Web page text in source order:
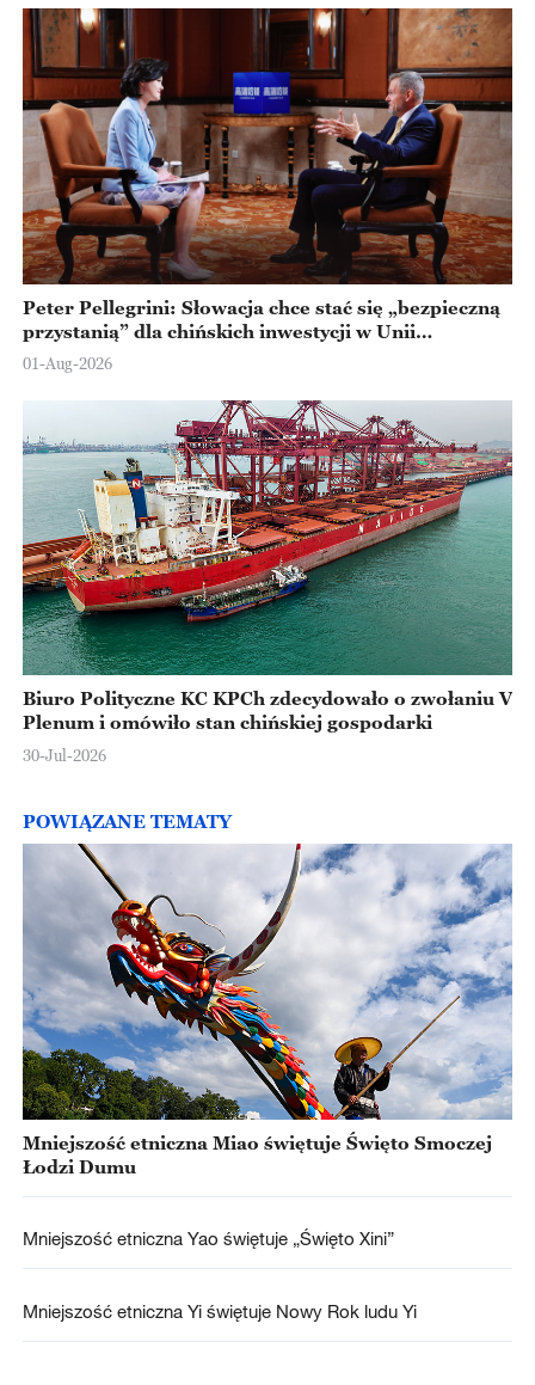
Peter Pellegrini: Słowacja chce stać się „bezpieczną
przystanią” dla chińskich inwestycji w Unii
Europejskiej
01-Aug-2026
Biuro Polityczne KC KPCh zdecydowało o zwołaniu V
Plenum i omówiło stan chińskiej gospodarki
30-Jul-2026
POWIĄZANE TEMATY
Mniejszość etniczna Miao świętuje Święto Smoczej
Łodzi Dumu
Mniejszość etniczna Yao świętuje „Święto Xini”
Mniejszość etniczna Yi świętuje Nowy Rok ludu Yi